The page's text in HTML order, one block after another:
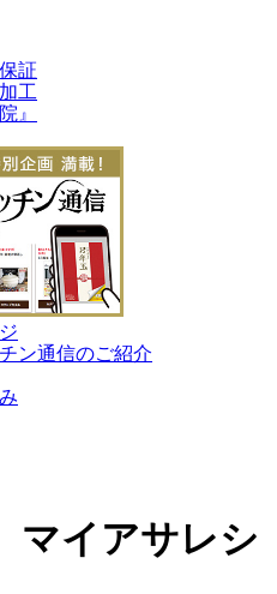
証
工
』
ン通信のご紹介
マイアサレシ